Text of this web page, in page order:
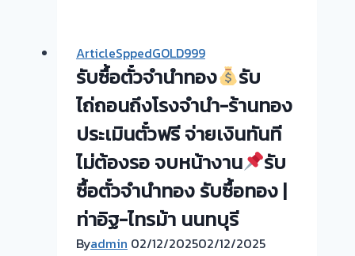
นี
รับ
ซื้อ
ตั๋ว
ทอง
พระปิ่น3
บางใหญ่
นนทบุรี
ทอง
ทุก
ชนิด
ให้
ราคา
สูง!
เปลี่ยน
ตั๋ว
จำนำ
เป็น
ArticleSppedGOLD999
รับซื้อตั๋วจำนำทอง
รับ
ไถ่ถอนถึงโรงจำนำ-ร้านทอง
ประเมินตั๋วฟรี จ่ายเงินทันที
ไม่ต้องรอ จบหน้างาน
รับ
ซื้อตั๋วจำนำทอง รับซื้อทอง |
ท่าอิฐ-ไทรม้า นนทบุรี
Byadmin 02/12/202502/12/2025